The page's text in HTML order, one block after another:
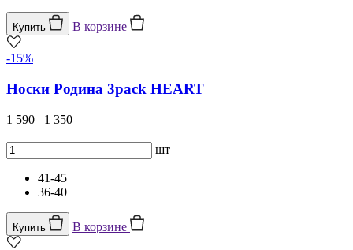
Купить В корзине
-15%
Носки Родина 3pack HEART
1 590 1 350
шт
41-45
36-40
Купить В корзине